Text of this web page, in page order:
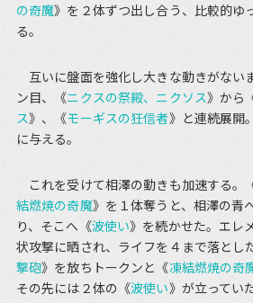
の奇魔》を２体ずつ出し合う、比較的ゆ
る。
互いに盤面を強化し大きな動きがない
ン目、《ニクスの祭殿、ニクソス》から
ス》、《モーギスの狂信者》と連続展開
に与える。
これを受けて相澤の動きも加速する。
結燃焼の奇魔》を１体奪うと、相澤の青
り、そこへ《波使い》を続かせた。エレ
状攻撃に晒され、ライフを４まで落とし
撃砲》を放ちトークンと《凍結燃焼の奇
その先には２体の《波使い》が立ってい